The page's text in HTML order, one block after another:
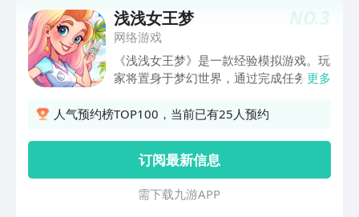
NO.3
浅浅女王梦
网络游戏
《浅浅女王梦》是一款经验模拟游戏。玩
家将置身于梦幻世界，通过完成任务、社
面、丰富的剧情，带你开启一段独特的女
更多
人气预约榜TOP100，当前已有25人预约
订阅最新信息
需 下 载 九 游 A P P